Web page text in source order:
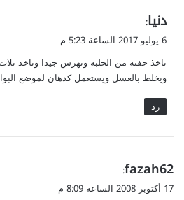
ي
ق
ل
دنيا:
6 يوليو 2017 الساعة 5:23 م
تاخذ حفنه من الحلبه وتهرس جيدا وتاخد
ويخلط بالعسل ويستعمل كذهان لموضع
رد
ي
ق
fazah62
:
17 أكتوبر 2008 الساعة 8:09 م